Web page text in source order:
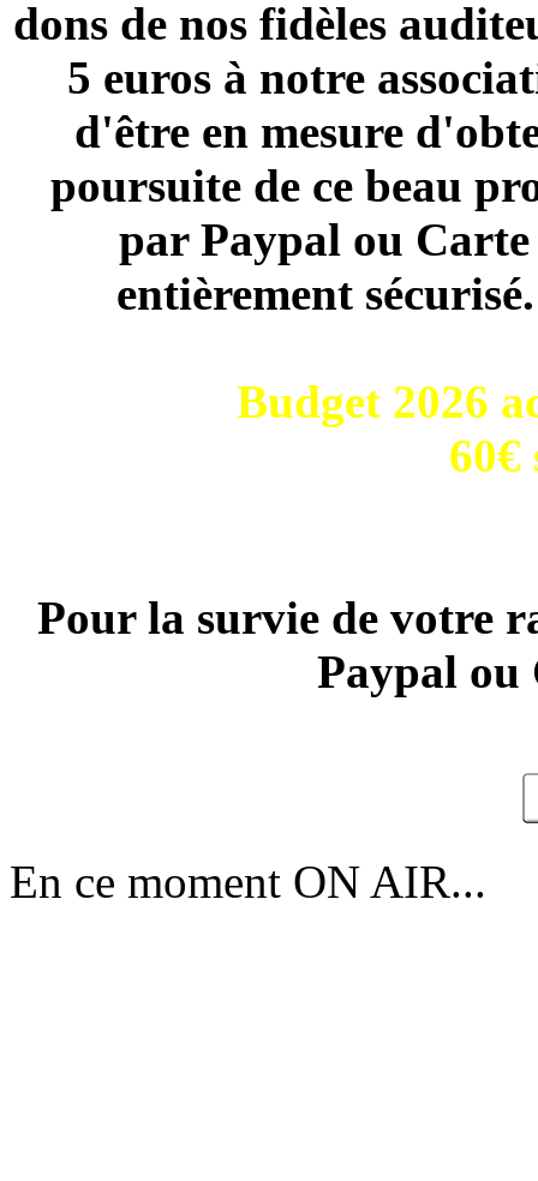
dons de nos fidèles
5 euros à notre
d'être en mesure
poursuite de ce beau
par Paypal ou
entièrement
Budget 2026
60€
Pour la survie de votre
Paypal ou
En ce moment ON AIR...